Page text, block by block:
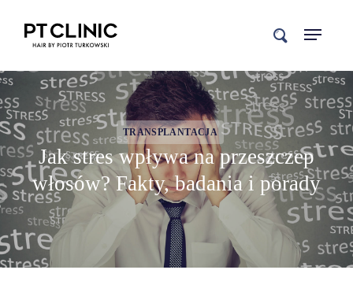
search
TRANSPLANTACJA
Jak stres wpływa na przeszczep
włosów? Fakty, badania i porady